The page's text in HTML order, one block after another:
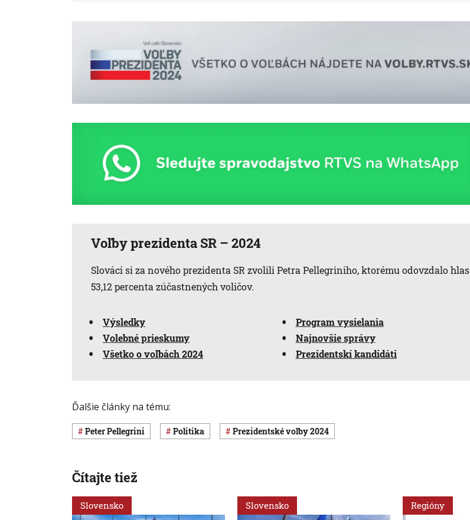
Voľby prezidenta SR – 2024
Slováci si za nového prezidenta SR zvolili Petra Pellegriniho, ktorému odovzdalo hlas
53,12 percenta zúčastnených voličov.
Výsledky
Volebné prieskumy
Všetko o voľbách 2024
Program vysielania
Najnovšie správy
Prezidentskí kandidáti
Ďalšie články na tému:
Peter Pellegrini Politika prezidentské voľby 2024
Čítajte tiež
Slovensko Slovensko Regióny